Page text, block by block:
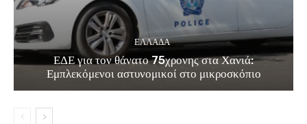
ΕΛΛΑΔΑ
ΕΔΕ για τον θάνατο 75χρονης στα Χανιά:
Εμπλεκόμενοι αστυνομικοί στο μικροσκόπιο